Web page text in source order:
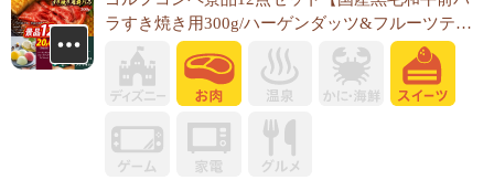
ラすき焼き用300g/ハーゲンダッツ&フルーツティ
アラアイスセット 他】A3パネル・目録付き<送料
無料>